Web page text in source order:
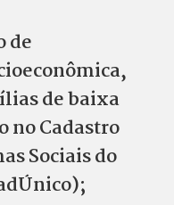
de
de baixa
no Cadastro
Sociais do